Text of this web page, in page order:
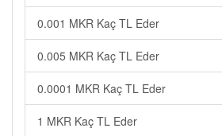
0.001 MKR Kaç TL Eder
0.005 MKR Kaç TL Eder
0.0001 MKR Kaç TL Eder
1 MKR Kaç TL Eder